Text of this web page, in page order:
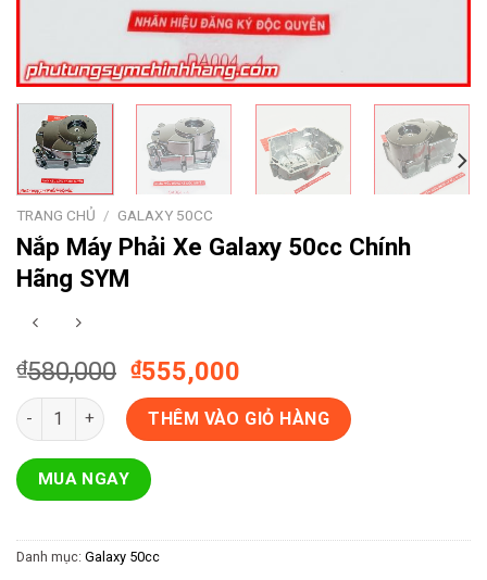
TRANG CHỦ / GALAXY 50CC
Nắp Máy Phải Xe Galaxy 50cc Chính
Hãng SYM
₫580,000 Giá
gốc
là:
₫580,000.
₫555,000
hiện
tại
là:
Nắp Máy Phải Xe Galaxy 50cc Chính Hãng SYM số lượng
THÊM VÀO GIỎ HÀNG
MUA NGAY
Danh mục: Galaxy 50cc